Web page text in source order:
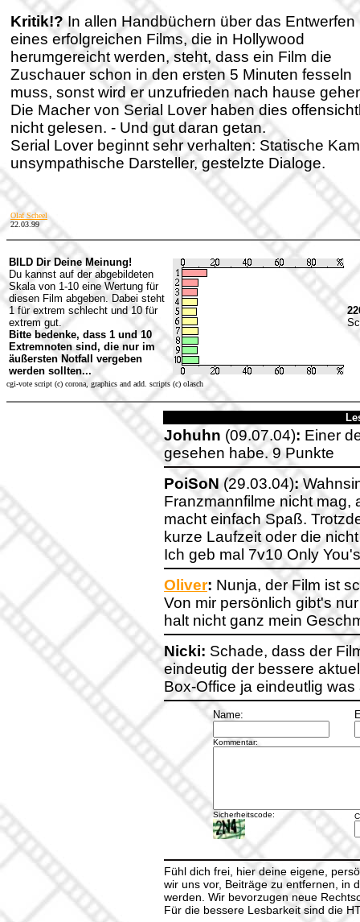
Kritik!?In allen Handbüchern über das Entwerfen
eines erfolgreichen Films, die in Hollywood
herumgereicht werden, steht, dass ein Film die
Zuschauer schon in den ersten 5 Minuten fesseln
muss, sonst wird er unzufrieden nach hause
Die Macher von Serial Lover haben dies
nicht gelesen. - Und gut daran getan.
Serial Lover beginnt sehr verhalten: Statische
unsympathische Darsteller, gestelzte Dialoge.
Olaf Scheel
22.03.99
BILD Dir Deine Meinung!
Du kannst auf der abgebildeten
Skala von 1-10 eine Wertung für
diesen Film abgeben. Dabei steht
1 für extrem schlecht und 10 für
extrem gut.
Bitte bedenke, dass 1 und 10
Extremnoten sind, die nur im
äußersten Notfall vergeben
werden sollten...
cgi-vote script (c) corona, graphics and add. scripts (c) olasch
Johuhn (09.07.04): Einer
gesehen habe. 9 Punkte
PoiSoN(29.03.04):
Franzmannfilme nicht mag,
macht einfach Spaß.
kurze Laufzeit oder die
Ich geb mal 7v10 Only
Oliver: Nunja, der Film ist
Von mir persönlich gibt's
halt nicht ganz mein
Nicki: Schade, dass der
eindeutig der bessere
Box-Office ja eindeutlig
Name:
Kommentar:
Sicherheitscode:
Fühl dich frei, hier deine eigene,
wir uns vor, Beiträge zu entfernen, in
werden. Wir bevorzugen neue
Für die bessere Lesbarkeit sind die